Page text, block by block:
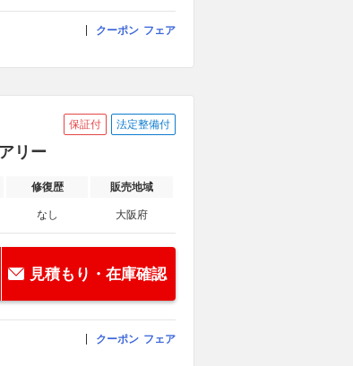
クーポン フェア
保証付 法定整備付
リー
修復歴 販売地域
なし 大阪府
見積もり・在庫確認
クーポン フェア